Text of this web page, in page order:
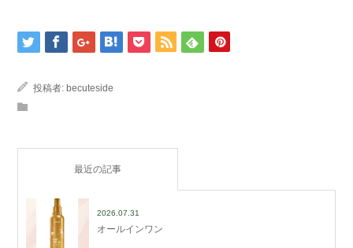
投稿者: becuteside
最近の記事
2026.07.31
オールインワン